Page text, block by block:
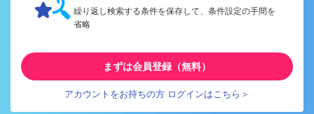
繰り返し検索する条件を保存して、条件設定の手間を
省略
まずは会員登録（無料）
アカウントをお持ちの方 ログインはこちら＞